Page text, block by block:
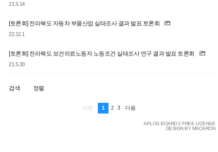
21.5.14
[토론회] 전라북도 자동차 부품산업 실태조사 결과 발표 토론회
22.12.1
[토론회] 전라북도 보건의료노동자 노동조건 실태조사 연구 결과 발표 토론회
21.5.20
검색 정렬
이전 1 2 3 다음
APLOS BOARD 2 FREE LICENSE
DESIGN BY MACARON